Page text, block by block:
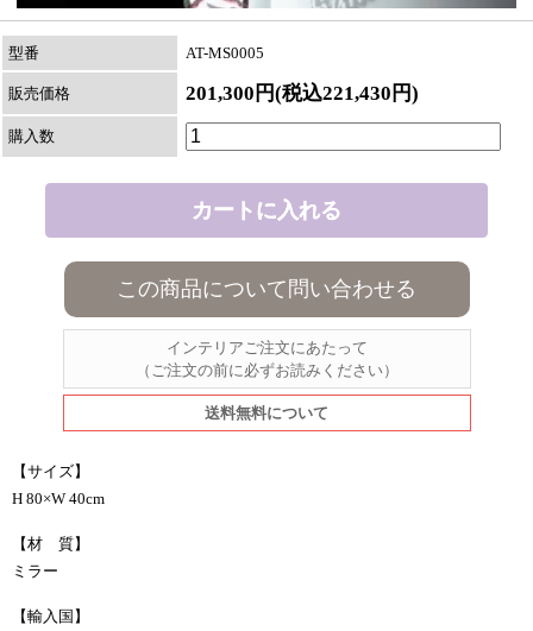
型番 AT-MS0005
販売価格 201,300円(税込221,430円)
購入数
この商品について問い合わせる
インテリアご注文にあたって
（ご注文の前に必ずお読みください）
送料無料について
【サイズ】
H 80×W 40cm
【材 質】
ミラー
【輸入国】